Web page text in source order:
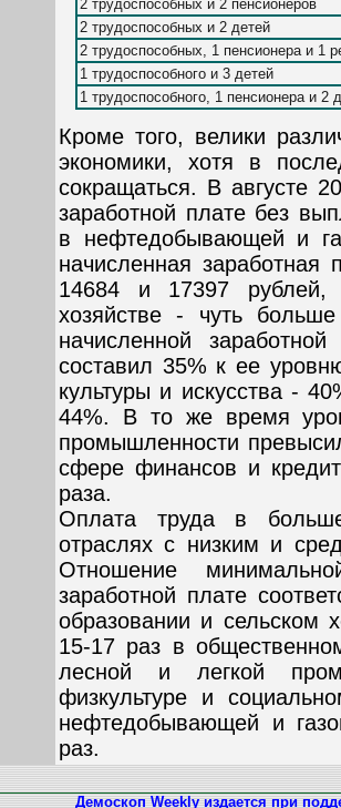
2 трудоспособных и 2 пенсионеров
2 трудоспособных и 2 детей
2 трудоспособных, 1 пенсионера и 1
1 трудоспособного и 3 детей
1 трудоспособного, 1 пенсионера и 2
Кроме того, велики
экономики, хотя в
сокращаться. В августе
заработной плате без
в нефтедобывающей и
начисленная заработная
14684 и 17397 рублей,
хозяйстве - чуть
начисленной
составил 35% к ее
культуры и искусства -
44%. В то же время
промышленности
сфере финансов и
раза.
Оплата труда в
отраслях с низким и
Отношение
заработной плате
образовании и сельском
15-17 раз в
лесной и легкой
физкультуре и
нефтедобывающей и
раз.
Демоскоп Weekly издается при